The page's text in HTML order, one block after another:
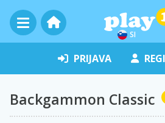
SI
PRIJAVA
Backgammon Classic